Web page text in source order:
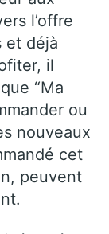
l’offre
et déjà
il
“Ma
ou
nouveaux
cet
peuvent